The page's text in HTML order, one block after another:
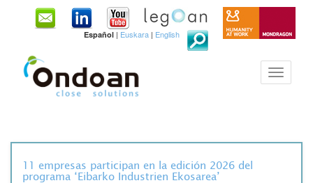
Español | Euskara | English
11 empresas participan en la edición 2026 del
programa ‘Eibarko Industrien Ekosarea’